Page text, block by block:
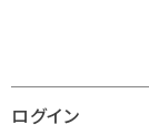
ログイン